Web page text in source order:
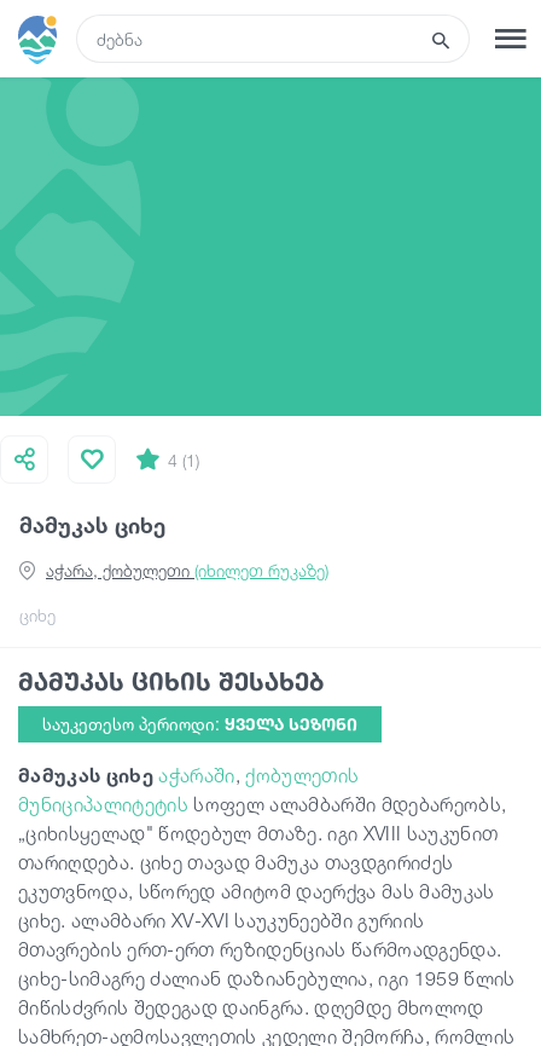
რეგისტრაცია
ტურები
სასტუმროები
ტრანსპორტი
რა ვნახოთ
გიდები
საქართველო
მამუკას ციხე
ციხე
აჭარა, ქობულეთი (იხილეთ რუკაზე)
4 (1)
მამუკას ციხის შესახებ
საუკეთესო პერიოდი: ᲧᲕᲔᲚᲐ ᲡᲔᲖᲝᲜᲘ
მამუკას ციხე აჭარაში,ქობულეთის
მუნიციპალიტეტის სოფელ ალამბარში მდებარეობს,
„ციხისყელად" წოდებულ მთაზე. იგი XVIII საუკუნით
თარიღდება. ციხე თავად მამუკა თავდგირიძეს
ეკუთვნოდა, სწორედ ამიტომ დაერქვა მას მამუკას
ციხე. ალამბარი XV-XVI საუკუნეებში გურიის
მთავრების ერთ-ერთ რეზიდენციას წარმოადგენდა.
ციხე-სიმაგრე ძალიან დაზიანებულია, იგი 1959 წლის
მიწისძვრის შედეგად დაინგრა. დღემდე მხოლოდ
სამხრეთ-აღმოსავლეთის კედელი შემორჩა, რომლის